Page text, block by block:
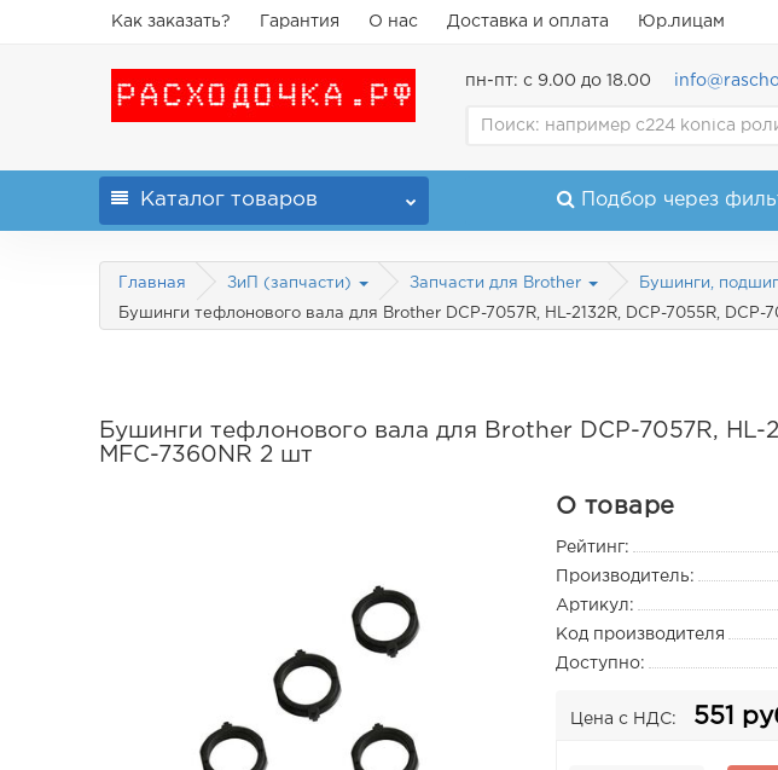
Как заказать? Гарантия О нас Доставка и оплата Юр.лицам
пн-пт: с 9.00 до 18.00
Каталог товаров Подбор через
Главная ЗиП (запчасти) Запчасти для Brother Бушинги,
Бушинги тефлонового вала для Brother DCP-7057R, HL-2132R, DCP-7055R, DCP-
Бушинги тефлонового вала для Brother DCP-7057R, HL-
MFC-7360NR 2 шт
О товаре
Рейтинг:
Производитель:
Артикул:
Код производителя
Доступно:
Цена с НДС: 551